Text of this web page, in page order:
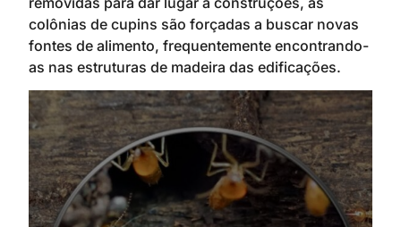
colônias de cupins são forçadas a buscar novas
fontes de alimento, frequentemente encontrando-
as nas estruturas de madeira das edificações.